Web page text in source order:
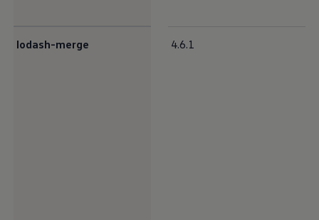
lodash-merge 4.6.1